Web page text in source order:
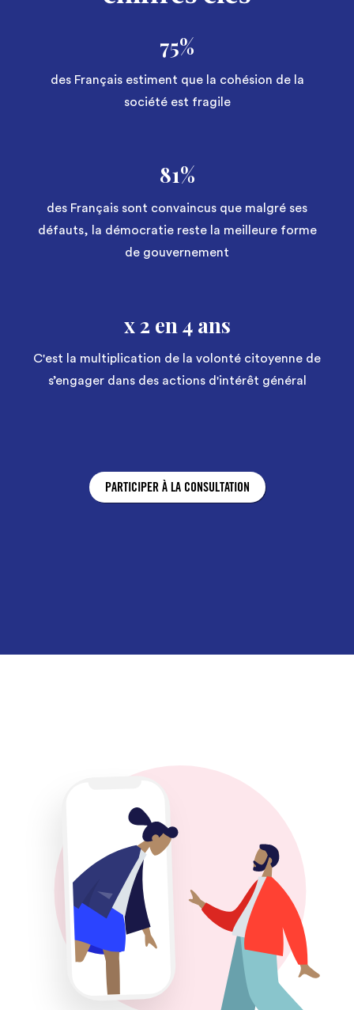
75%
des Français estiment que la cohésion de la
société est fragile
81%
des Français sont convaincus que malgré ses
défauts, la démocratie reste la meilleure forme
de gouvernement
x 2 en 4 ans
C'est la multiplication de la volonté citoyenne de
s’engager dans des actions d'intérêt général
PARTICIPER À LA CONSULTATION